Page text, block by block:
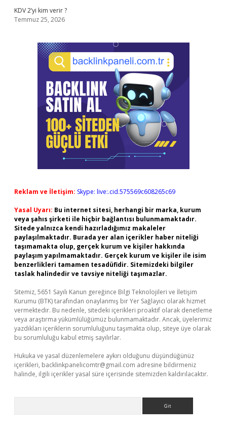
KDV 2’yi kim verir ?
Temmuz 25, 2026
Reklam ve İletişim: Skype: live:.cid.575569c608265c69
Yasal Uyarı: Bu internet sitesi, herhangi bir marka, kurum
veya şahıs şirketi ile hiçbir bağlantısı bulunmamaktadır.
Sitede yalnızca kendi hazırladığımız makaleler
paylaşılmaktadır. Burada yer alan içerikler haber niteliği
taşımamakta olup, gerçek kurum ve kişiler hakkında
paylaşım yapılmamaktadır. Gerçek kurum ve kişiler ile isim
benzerlikleri tamamen tesadüfidir. Sitemizdeki bilgiler
taslak halindedir ve tavsiye niteliği taşımazlar.
Sitemiz, 5651 Sayılı Kanun gereğince Bilgi Teknolojileri ve İletişim
Kurumu (BTK) tarafından onaylanmış bir Yer Sağlayıcı olarak hizmet
vermektedir. Bu nedenle, sitedeki içerikleri proaktif olarak denetleme
veya araştırma yükümlülüğümüz bulunmamaktadır. Ancak, üyelerimiz
yazdıkları içeriklerin sorumluluğunu taşımakta olup, siteye üye olarak
bu sorumluluğu kabul etmiş sayılırlar.
Hukuka ve yasal düzenlemelere aykırı olduğunu düşündüğünüz
içerikleri, backlinkpanelicomtr@gmail.com adresine bildirmeniz
halinde, ilgili içerikler yasal süre içerisinde sitemizden kaldırılacaktır.